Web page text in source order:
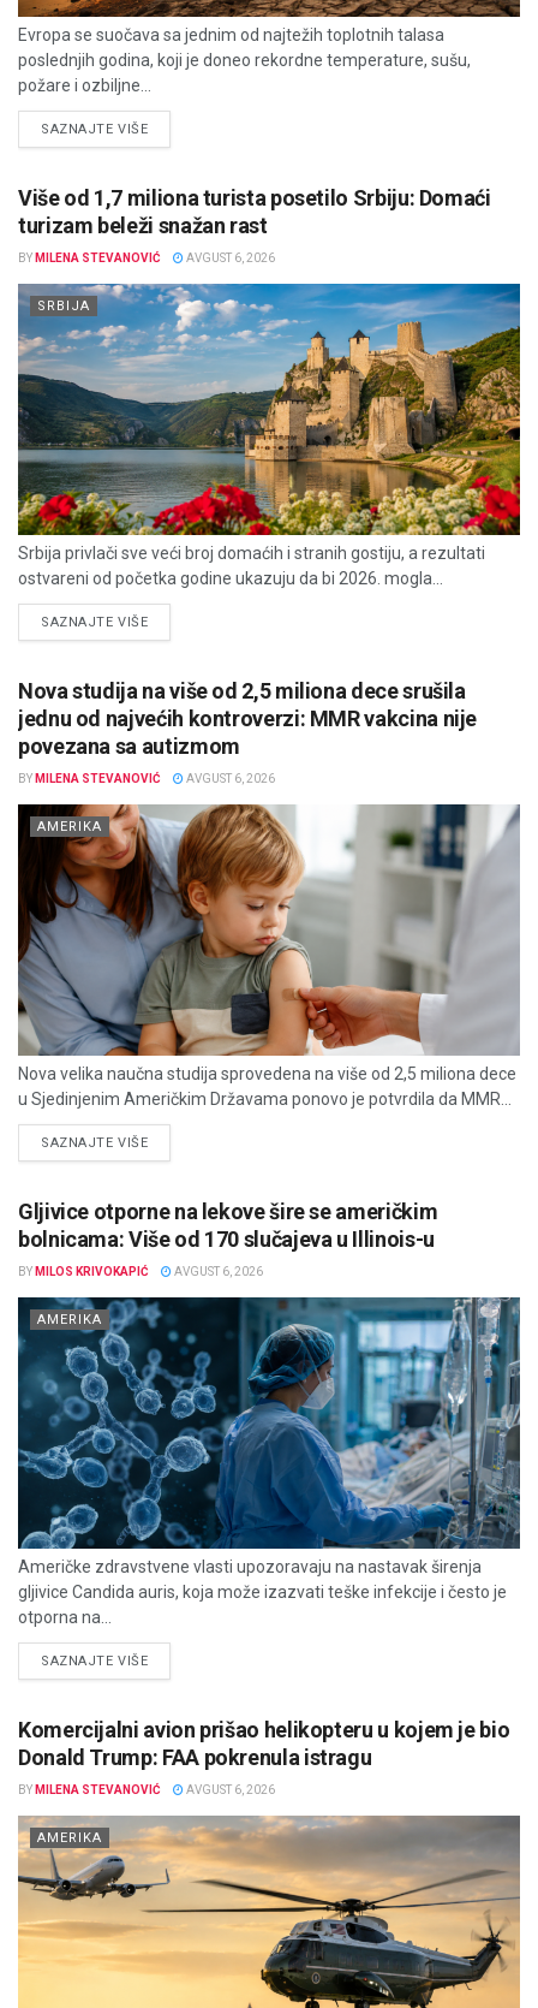
Evropa se suočava sa jednim od najtežih toplotnih talasa
poslednjih godina, koji je doneo rekordne temperature, sušu,
požare i ozbiljne...
SAZNAJTE VIŠEDETAILS
Više od 1,7 miliona turista posetilo Srbiju: Domaći
turizam beleži snažan rast
BY MILENA STEVANOVIĆ AVGUST 6, 2026
SRBIJA
Srbija privlači sve veći broj domaćih i stranih gostiju, a rezultati
ostvareni od početka godine ukazuju da bi 2026. mogla...
SAZNAJTE VIŠEDETAILS
Nova studija na više od 2,5 miliona dece srušila
jednu od najvećih kontroverzi: MMR vakcina nije
povezana sa autizmom
BY MILENA STEVANOVIĆ AVGUST 6, 2026
AMERIKA
Nova velika naučna studija sprovedena na više od 2,5 miliona dece
u Sjedinjenim Američkim Državama ponovo je potvrdila da MMR...
SAZNAJTE VIŠEDETAILS
Gljivice otporne na lekove šire se američkim
bolnicama: Više od 170 slučajeva u Illinois-u
BY MILOS KRIVOKAPIĆ AVGUST 6, 2026
AMERIKA
Američke zdravstvene vlasti upozoravaju na nastavak širenja
gljivice Candida auris, koja može izazvati teške infekcije i često je
otporna na...
SAZNAJTE VIŠEDETAILS
Komercijalni avion prišao helikopteru u kojem je bio
Donald Trump: FAA pokrenula istragu
BY MILENA STEVANOVIĆ AVGUST 6, 2026
AMERIKA